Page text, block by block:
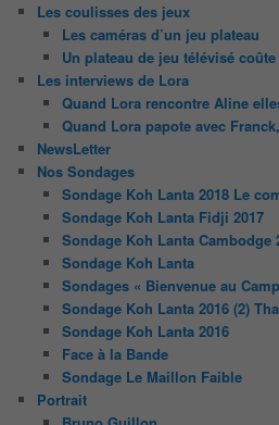
Les coulisses des jeux
Les caméras d’un jeu plateau
Un plateau de jeu télévisé
Les interviews de Lora
Quand Lora rencontre Aline
Quand Lora papote avec
NewsLetter
Nos Sondages
Sondage Koh Lanta 2018 Le
Sondage Koh Lanta Fidji 2017
Sondage Koh Lanta Cambodge
Sondage Koh Lanta
Sondages « Bienvenue au
Sondage Koh Lanta 2016 (2)
Sondage Koh Lanta 2016
Face à la Bande
Sondage Le Maillon Faible
Portrait